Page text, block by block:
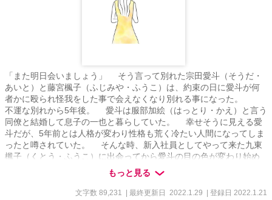
「また明日会いましょう」 そう言って別れた宗田愛斗（そうだ・
あいと）と藤宮楓子（ふじみや・ふうこ）は、約束の日に愛斗が何
者かに殴られ怪我をした事で会えなくなり別れる事になった。
不運な別れから5年後。 愛斗は服部加絵（はっとり・かえ）と言う
同僚と結婚して息子の一也と暮らしていた。 幸せそうに見える愛
斗だが、5年前とは人格が変わり性格も荒く冷たい人間になってしま
ったと噂されていた。 そんな時、新入社員としてやって来た九東
楓子（くとう・ふうこ）に出会ってから愛斗の目の色が変わり始め
た。 淡々としてつも冷静な表情のままの楓子を見ていると、愛斗
は何故か胸が熱くなるのを強く感じ始め、いつしか楓子を気にし始
めていた。 だが、楓子を気にするようになり思いが強くなると頭
もっと見る
文字数 89,231 | 最終更新日 2022.1.29 | 登録日 2022.1.21